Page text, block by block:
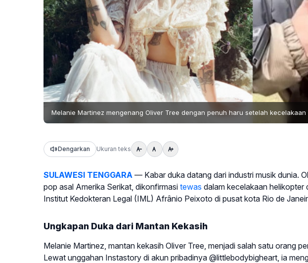
Melanie Martinez mengenang Oliver Tree dengan penuh haru setelah kecelakaan
Dengarkan Ukuran teks
SULAWESI TENGGARA — Kabar duka datang dari industri musik dunia.
pop asal Amerika Serikat, dikonfirmasi tewas dalam kecelakaan helikopter
Institut Kedokteran Legal (IML) Afrânio Peixoto di pusat kota Rio de
Ungkapan Duka dari Mantan Kekasih
Melanie Martinez, mantan kekasih Oliver Tree, menjadi salah satu orang
Lewat unggahan Instastory di akun pribadinya @littlebodybigheart, ia